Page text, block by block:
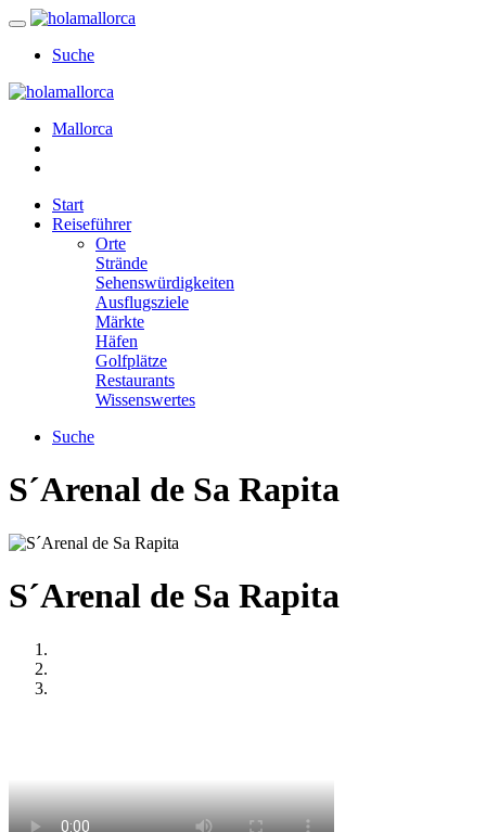
Suche
Mallorca
Start
Reiseführer
Orte
Strände
Sehenswürdigkeiten
Ausflugsziele
Märkte
Häfen
Golfplätze
Restaurants
Wissenswertes
Suche
S´Arenal de Sa Rapita
S´Arenal de Sa Rapita